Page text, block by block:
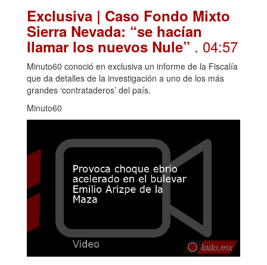
Exclusiva | Caso Fondo Mixto
Sierra Nevada: “se hacían
llamar los nuevos Nule” . 04:57
Minuto60 conoció en exclusiva un informe de la Fiscalía
que da detalles de la investigación a uno de los más
grandes ‘contrataderos’ del país.
Minuto60